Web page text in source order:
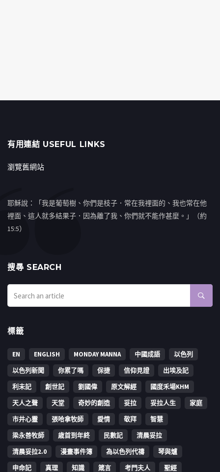
有用連結 USEFUL LINKS
瀏覽舊網站
耶穌說：「我是葡萄樹、你們是枝子．常在我裡面的、我也常在他
裡面、這人就多結果子．因為離了我、你們就不能作甚麼。」（約
15:5）
搜㝷 SEARCH
標籤
EN ENGLISH MONDAY MANNA 中國成語
以色列
以色列新聞
你累了嗎 保捷 信仰見證
出埃及記
利未記
創世記 劉國偉 原文解經
國度禾場KHM
天人之聲
天堂 奇妙的創造 妥拉 妥拉人生
家庭
市井心靈
張哈拿牧師 愛情 敬拜
智慧
梁永善牧師
歳首到年終 民數記
清晨妥拉
清晨妥拉2.0
漫畫事件簿 為以色列代禱
琴與爐
申命記
真理 知識 箴言 考門夫人 聖經